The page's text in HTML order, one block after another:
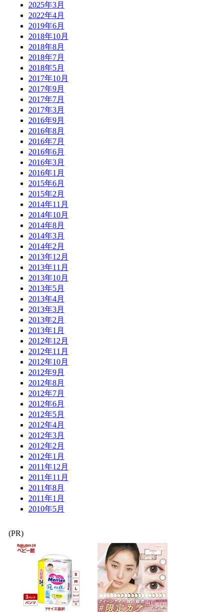
2025年3月
2022年4月
2019年6月
2018年10月
2018年8月
2018年7月
2018年5月
2017年10月
2017年9月
2017年7月
2017年3月
2016年9月
2016年8月
2016年7月
2016年6月
2016年3月
2016年1月
2015年6月
2015年2月
2014年11月
2014年10月
2014年8月
2014年3月
2014年2月
2013年12月
2013年11月
2013年10月
2013年5月
2013年4月
2013年3月
2013年2月
2013年1月
2012年12月
2012年11月
2012年10月
2012年9月
2012年8月
2012年7月
2012年6月
2012年5月
2012年4月
2012年3月
2012年2月
2012年1月
2011年12月
2011年11月
2011年8月
2011年1月
2010年5月
(PR)